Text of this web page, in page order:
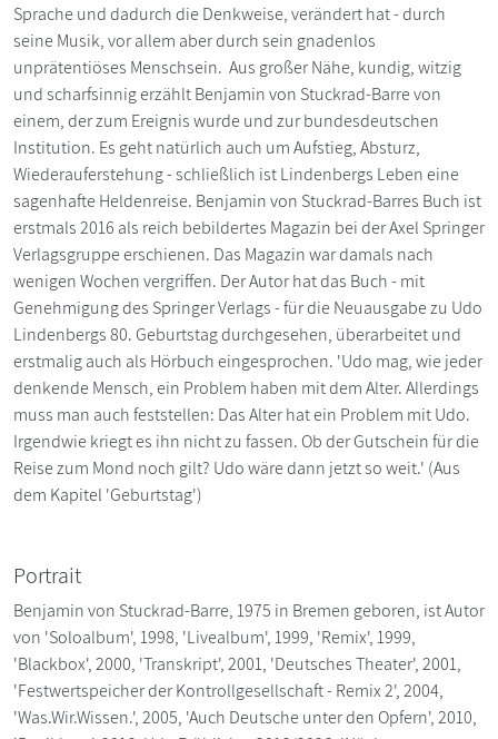
Sprache und dadurch die Denkweise, verändert hat - durch
seine Musik, vor allem aber durch sein gnadenlos
unprätentiöses Menschsein. Aus großer Nähe, kundig, witzig
und scharfsinnig erzählt Benjamin von Stuckrad-Barre von
einem, der zum Ereignis wurde und zur bundesdeutschen
Institution. Es geht natürlich auch um Aufstieg, Absturz,
Wiederauferstehung - schließlich ist Lindenbergs Leben eine
sagenhafte Heldenreise. Benjamin von Stuckrad-Barres Buch ist
erstmals 2016 als reich bebildertes Magazin bei der Axel Springer
Verlagsgruppe erschienen. Das Magazin war damals nach
wenigen Wochen vergriffen. Der Autor hat das Buch - mit
Genehmigung des Springer Verlags - für die Neuausgabe zu Udo
Lindenbergs 80. Geburtstag durchgesehen, überarbeitet und
erstmalig auch als Hörbuch eingesprochen. 'Udo mag, wie jeder
denkende Mensch, ein Problem haben mit dem Alter. Allerdings
muss man auch feststellen: Das Alter hat ein Problem mit Udo.
Irgendwie kriegt es ihn nicht zu fassen. Ob der Gutschein für die
Reise zum Mond noch gilt? Udo wäre dann jetzt so weit.' (Aus
dem Kapitel 'Geburtstag')
Portrait
Benjamin von Stuckrad-Barre, 1975 in Bremen geboren, ist Autor
von 'Soloalbum', 1998, 'Livealbum', 1999, 'Remix', 1999,
'Blackbox', 2000, 'Transkript', 2001, 'Deutsches Theater', 2001,
'Festwertspeicher der Kontrollgesellschaft - Remix 2', 2004,
'Was.Wir.Wissen.', 2005, 'Auch Deutsche unter den Opfern', 2010,